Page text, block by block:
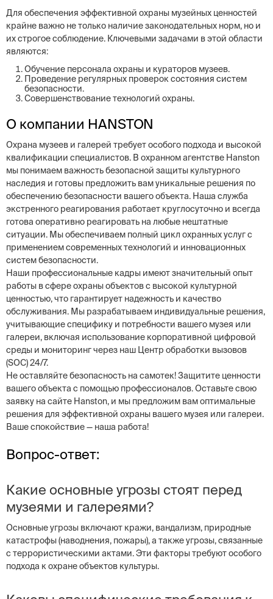
Для обеспечения эффективной охраны музейных ценностей
крайне важно не только наличие законодательных норм, но и
их строгое соблюдение. Ключевыми задачами в этой области
являются:
Обучение персонала охраны и кураторов музеев.
Проведение регулярных проверок состояния систем
безопасности.
Совершенствование технологий охраны.
О компании HANSTON
Охрана музеев и галерей требует особого подхода и высокой
квалификации специалистов. В охранном агентстве Hanston
мы понимаем важность безопасной защиты культурного
наследия и готовы предложить вам уникальные решения по
обеспечению безопасности вашего объекта. Наша служба
экстренного реагирования работает круглосуточно и всегда
готова оперативно реагировать на любые нештатные
ситуации. Мы обеспечиваем полный цикл охранных услуг с
применением современных технологий и инновационных
систем безопасности.
Наши профессиональные кадры имеют значительный опыт
работы в сфере охраны объектов с высокой культурной
ценностью, что гарантирует надежность и качество
обслуживания. Мы разрабатываем индивидуальные решения,
учитывающие специфику и потребности вашего музея или
галереи, включая использование корпоративной цифровой
среды и мониторинг через наш Центр обработки вызовов
(SOC) 24/7.
Не оставляйте безопасность на самотек! Защитите ценности
вашего объекта с помощью профессионалов. Оставьте свою
заявку на сайте Hanston, и мы предложим вам оптимальные
решения для эффективной охраны вашего музея или галереи.
Ваше спокойствие — наша работа!
Вопрос-ответ:
Какие основные угрозы стоят перед
музеями и галереями?
Основные угрозы включают кражи, вандализм, природные
катастрофы (наводнения, пожары), а также угрозы, связанные
с террористическими актами. Эти факторы требуют особого
подхода к охране объектов культуры.